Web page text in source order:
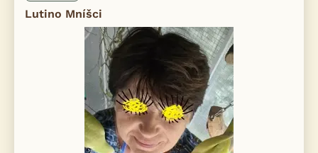
Lutino Mníšci